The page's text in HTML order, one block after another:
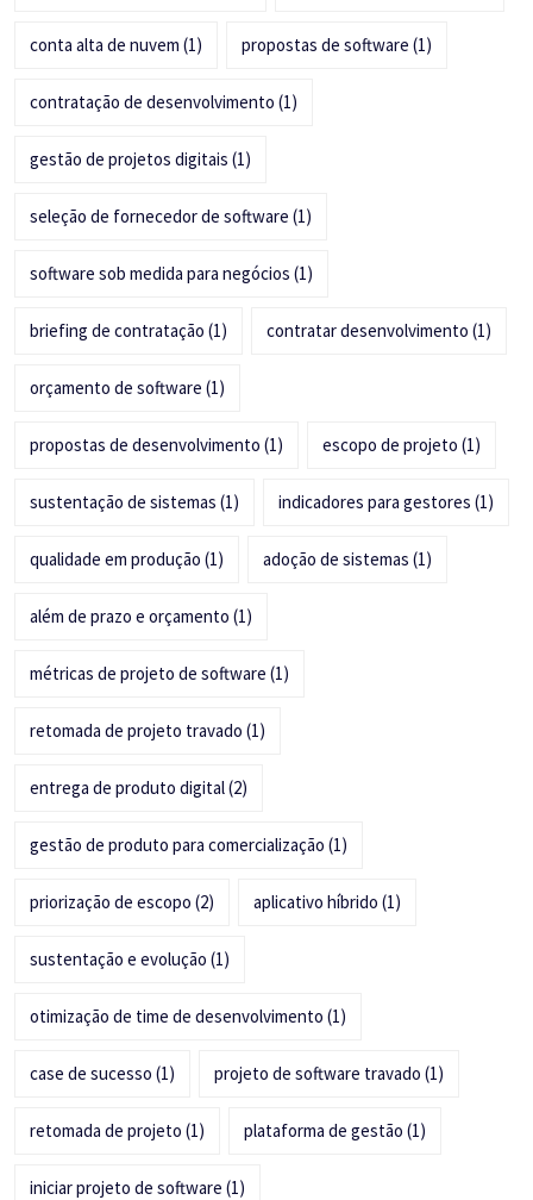
conta alta de nuvem (1) propostas de software (1)
contratação de desenvolvimento (1)
gestão de projetos digitais (1)
seleção de fornecedor de software (1)
software sob medida para negócios (1)
briefing de contratação (1) contratar desenvolvimento (1)
orçamento de software (1)
propostas de desenvolvimento (1) escopo de projeto (1)
sustentação de sistemas (1) indicadores para gestores (1)
qualidade em produção (1) adoção de sistemas (1)
além de prazo e orçamento (1)
métricas de projeto de software (1)
retomada de projeto travado (1)
entrega de produto digital(2)
gestão de produto para comercialização (1)
priorização de escopo (2) aplicativo híbrido (1)
sustentação e evolução (1)
otimização de time de desenvolvimento (1)
case de sucesso (1) projeto de software travado (1)
retomada de projeto (1) plataforma de gestão (1)
iniciar projeto de software (1)